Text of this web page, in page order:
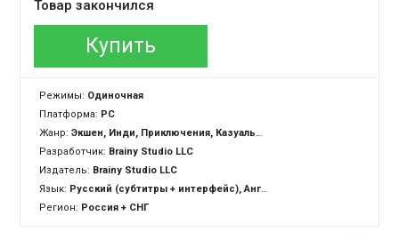
Товар закончился
Купить
Режимы: Одиночная
Платформа: PC
Жанр:Экшен, Инди, Приключения, Казуальная
Разработчик: Brainy Studio LLC
Издатель: Brainy Studio LLC
Язык: Русский (субтитры + интерфейс), Английский (субтитры + интерфейс)
Регион: Россия + СНГ